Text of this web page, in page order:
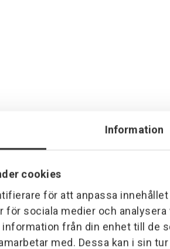
Information
cookies
för att anpassa
för sociala medier och
från din enhet till de
med. Dessa kan i sin